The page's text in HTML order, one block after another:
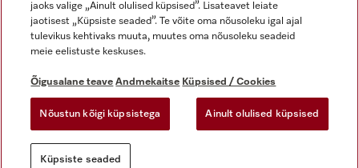
Andmekaitse
Kasutustingimused
Digiteenuste seadus
Küpsiste seaded
jaoks valige „Ainult olulised küpsised”. Lisateavet leiate
jaotisest „Küpsiste seaded”. Te võite oma nõusoleku igal ajal
tulevikus kehtivaks muuta, muutes oma nõusoleku seadeid
meie eelistuste keskuses.
Õigusalane teave Andmekaitse Küpsised / Cookies
Nõustun kõigi küpsistega Ainult olulised küpsised
Küpsiste seaded